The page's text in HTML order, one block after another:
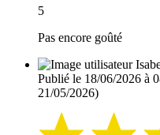
5
Pas encore goûté
Publié le 18/06/2026 à
21/05/2026)